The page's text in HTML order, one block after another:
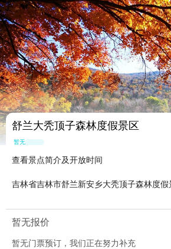
舒兰大秃顶子森林度假景区
暂无点评
查看景点简介及开放时间
吉林省吉林市舒兰新安乡大秃顶子森林度假
暂无报价
暂无门票预订，我们正在努力补充
